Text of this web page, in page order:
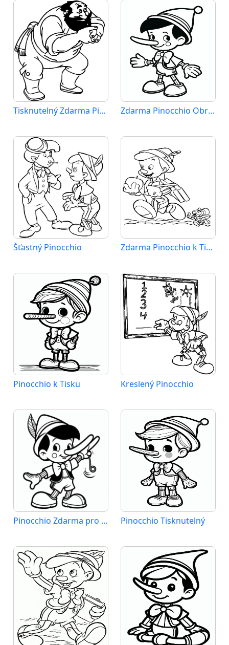
Tisknutelný Zdarma Pinocchio Zdarma Pinocchio Obrázek
Šťastný Pinocchio Zdarma Pinocchio k Tisku pro Děti
Pinocchio k Tisku Kreslený Pinocchio
Pinocchio Zdarma pro Děti Pinocchio Tisknutelný